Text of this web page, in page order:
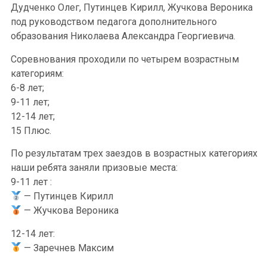
Дудченко Олег, Путинцев Кирилл, Жучкова Вероника
под руководством педагога дополнительного
образования Николаева Александра Георгиевича.
Соревнования проходили по четырем возрастным
категориям:
6-8 лет;
9-11 лет;
12-14 лет;
15 Плюс.
По результатам трех заездов в возрастных категориях
наши ребята заняли призовые места:
9-11 лет :
— Путинцев Кирилл
— Жучкова Вероника
12-14 лет:
— Заречнев Максим